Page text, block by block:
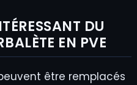
DU
EN PVE
être remplacés